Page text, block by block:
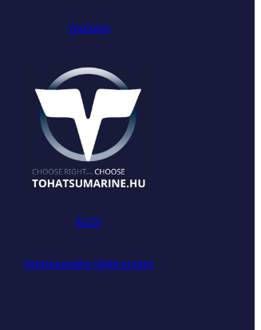
Youtube
ÁSZF
Adatkezelési tájékoztató